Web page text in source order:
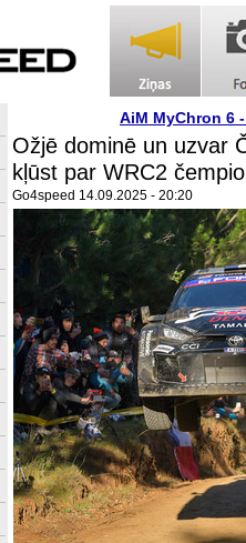
AiM MyChron 6
Ožjē dominē un uzvar
kļūst par WRC2
Go4speed 14.09.2025 - 20:20